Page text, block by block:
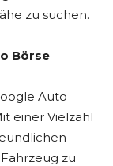
zu suchen.
Börse
Auto
einer Vielzahl
zu